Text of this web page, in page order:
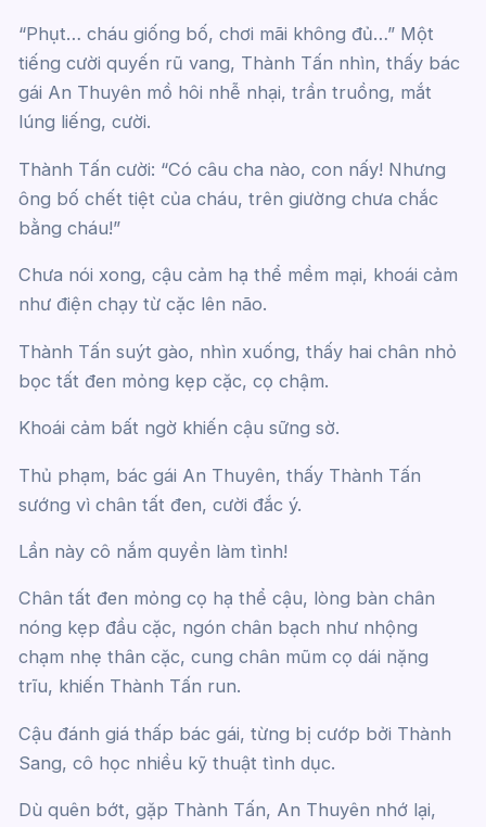
“Phụt… cháu giống bố, chơi mãi không đủ…” Một
tiếng cười quyến rũ vang, Thành Tấn nhìn, thấy bác
gái An Thuyên mồ hôi nhễ nhại, trần truồng, mắt
lúng liếng, cười.
Thành Tấn cười: “Có câu cha nào, con nấy! Nhưng
ông bố chết tiệt của cháu, trên giường chưa chắc
bằng cháu!”
Chưa nói xong, cậu cảm hạ thể mềm mại, khoái cảm
như điện chạy từ cặc lên não.
Thành Tấn suýt gào, nhìn xuống, thấy hai chân nhỏ
bọc tất đen mỏng kẹp cặc, cọ chậm.
Khoái cảm bất ngờ khiến cậu sững sờ.
Thủ phạm, bác gái An Thuyên, thấy Thành Tấn
sướng vì chân tất đen, cười đắc ý.
Lần này cô nắm quyền làm tình!
Chân tất đen mỏng cọ hạ thể cậu, lòng bàn chân
nóng kẹp đầu cặc, ngón chân bạch như nhộng
chạm nhẹ thân cặc, cung chân mũm cọ dái nặng
trĩu, khiến Thành Tấn run.
Cậu đánh giá thấp bác gái, từng bị cướp bởi Thành
Sang, cô học nhiều kỹ thuật tình dục.
Dù quên bớt, gặp Thành Tấn, An Thuyên nhớ lại,